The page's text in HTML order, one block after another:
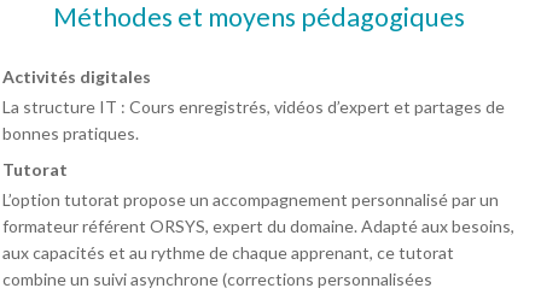
Méthodes et moyens pédagogiques
Activités digitales
La structure IT : Cours enregistrés, vidéos d’expert et partages de
bonnes pratiques.
Tutorat
L’option tutorat propose un accompagnement personnalisé par un
formateur référent ORSYS, expert du domaine. Adapté aux besoins,
aux capacités et au rythme de chaque apprenant, ce tutorat
combine un suivi asynchrone (corrections personnalisées